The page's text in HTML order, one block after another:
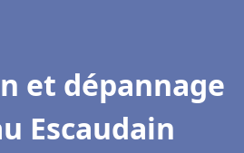
et dépannage
Escaudain